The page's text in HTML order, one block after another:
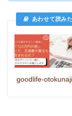
goodlife-